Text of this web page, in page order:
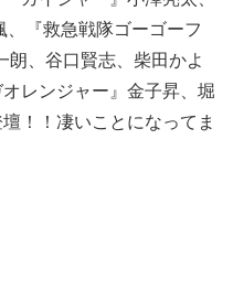
、『救急戦隊ゴーゴーフ
朗、谷口賢志、柴田かよ
レンジャー』金子昇、堀
！！凄いことになってま